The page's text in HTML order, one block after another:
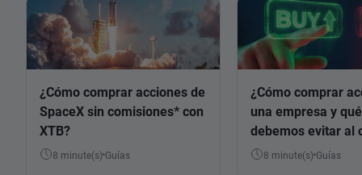
¿Cómo comprar acciones de
SpaceX sin comisiones* con
XTB?
8 minute(s) Guías
¿Cómo comprar
una empresa y
debemos evitar al
8 minute(s) Guías